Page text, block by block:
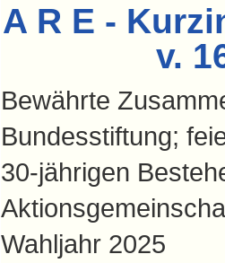
A R E -
v.
Bewährte
Bundesstiftung;
30-jährigen
Wahljahr 2025